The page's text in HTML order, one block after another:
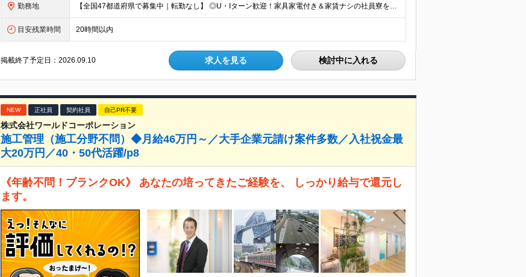
勤務地 【全国47都道府県で募集中｜転勤なし】 ◎U・Iターン歓迎！家具家電付き＆家賃ナシの社員寮を完備 ◎東京支店は2025年7月に移転したばかりの綺麗なオフィス 東京・横浜・大阪・名古屋・福岡など 全国
目安残業時間 20時間以内
掲載終了予定日：2026.09.10 求人を見る 検討中に入れる
NEW 正社員 契約社員 自己PR不要
株式会社ワールドコーポレーション
施工管理（施工分野不問）◆月給46万円～／大手企業元請け案件多数／入社祝金最
大20万円／40・50代活躍/p8
《年齢不問！ブランクOK》 あなたの培ってきたご経験を、 しっかり給与で還元し
ます。